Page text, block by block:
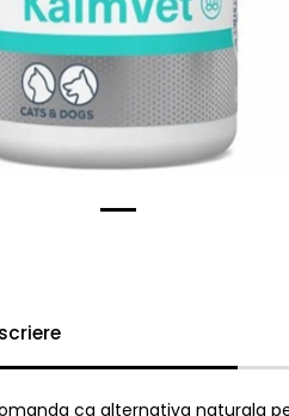
ca alternativa naturala